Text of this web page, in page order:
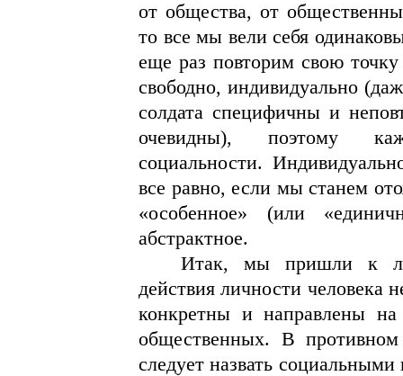
от общества, от
то все мы вели себя
еще раз повторим свою точку
свободно, индивидуально
солдата специфичны и
очевидны), поэтому
социальности.
все равно, если мы станем
«особенное» (или
абстрактное.
Итак, мы пришли к
действия личности человека
конкретны и направлены
общественных. В
следует назвать